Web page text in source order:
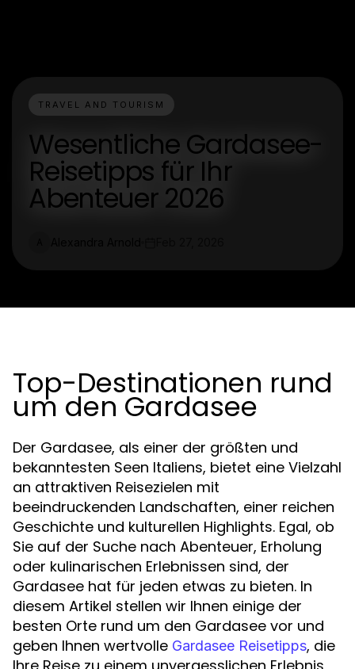
TRAVEL AND TOURISM
Wesentliche Gardasee-
Reisetipps für Ihr
Abenteuer 2026
Top-Destinationen rund
um den Gardasee
Der Gardasee, als einer der größten und
bekanntesten Seen Italiens, bietet eine Vielzahl
an attraktiven Reisezielen mit
beeindruckenden Landschaften, einer reichen
Geschichte und kulturellen Highlights. Egal, ob
Sie auf der Suche nach Abenteuer, Erholung
oder kulinarischen Erlebnissen sind, der
Gardasee hat für jeden etwas zu bieten. In
diesem Artikel stellen wir Ihnen einige der
besten Orte rund um den Gardasee vor und
geben Ihnen wertvolle Gardasee Reisetipps, die